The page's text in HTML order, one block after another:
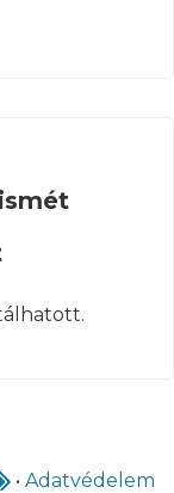
• Adatvédelem